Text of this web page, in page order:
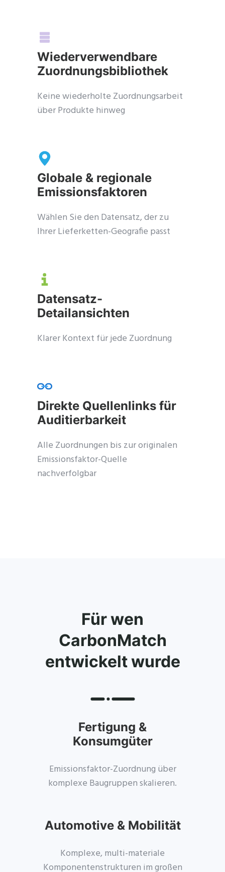
Wiederverwendbare
Zuordnungsbibliothek
Keine wiederholte Zuordnungsarbeit
über Produkte hinweg
Globale & regionale
Emissionsfaktoren
Wählen Sie den Datensatz, der zu
Ihrer Lieferketten-Geografie passt
Datensatz-
Detailansichten
Klarer Kontext für jede Zuordnung
Direkte Quellenlinks für
Auditierbarkeit
Alle Zuordnungen bis zur originalen
Emissionsfaktor-Quelle
nachverfolgbar
Für wen
CarbonMatch
entwickelt wurde
Fertigung &
Konsumgüter
Emissionsfaktor-Zuordnung über
komplexe Baugruppen skalieren.
Automotive & Mobilität
Komplexe, multi-materiale
Komponentenstrukturen im großen
Catena-X, Cofinity-X & PCF
— FREE for up to 3 years
company certificate management included. Limited funded